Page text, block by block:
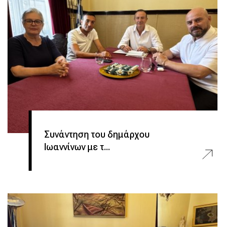
Συνάντηση του δημάρχου
Ιωαννίνων με τ...